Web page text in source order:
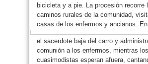
bicicleta y a pie. La procesión recorre
caminos rurales de la comunidad,
casas de los enfermos y ancianos.
el sacerdote baja del carro y
comunión a los enfermos, mientras los
cuasimodistas esperan afuera,